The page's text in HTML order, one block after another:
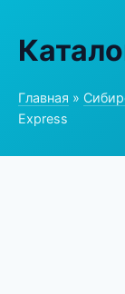
Главная »
Express